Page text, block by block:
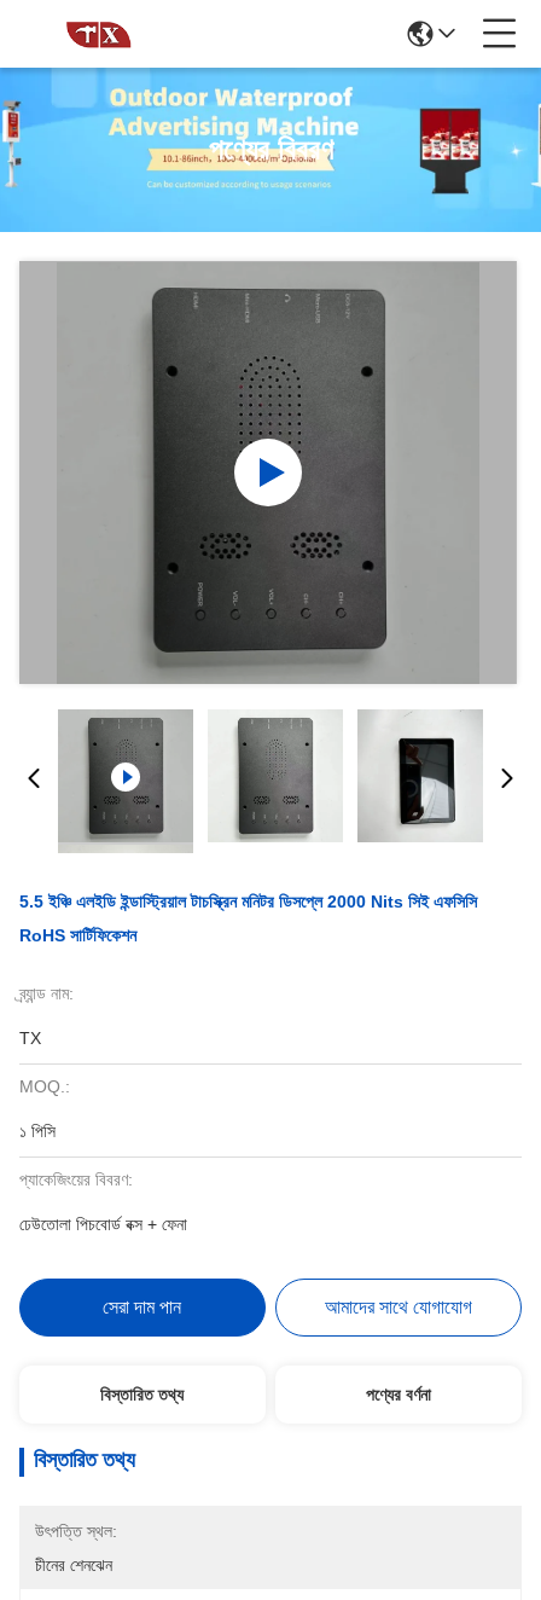
পণ্যের বিবরণ
5.5 ইঞ্চি এলইডি ইন্ডাস্ট্রিয়াল টাচস্ক্রিন মনিটর ডিসপ্লে 2000 Nits সিই এফসিসি
RoHS সার্টিফিকেশন
ব্র্যান্ড নাম:
TX
MOQ.:
১ পিসি
প্যাকেজিংয়ের বিবরণ:
ঢেউতোলা পিচবোর্ড বক্স + ফেনা
সেরা দাম পান আমাদের সাথে যোগাযোগ
বিস্তারিত তথ্য পণ্যের বর্ণনা
বিস্তারিত তথ্য
উৎপত্তি স্থল:
চীনের শেনঝেন